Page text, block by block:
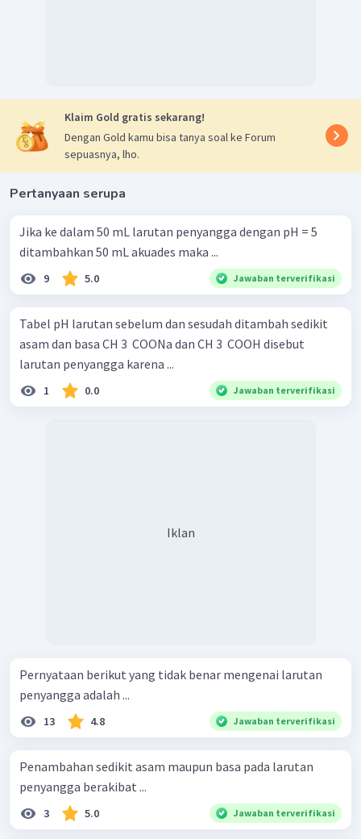
Klaim Gold gratis sekarang!
Dengan Gold kamu bisa tanya soal ke Forum
sepuasnya, lho.
Pertanyaan serupa
Jika ke dalam 50 mL larutan penyangga dengan pH = 5
ditambahkan 50 mL akuades maka ...
9 5.0 Jawaban terverifikasi
Tabel pH larutan sebelum dan sesudah ditambah sedikit
asam dan basa CH 3 ​ COONa dan CH 3 ​ COOH disebut
larutan penyangga karena ...
1 0.0 Jawaban terverifikasi
Iklan
Pernyataan berikut yang tidak benar mengenai larutan
penyangga adalah ...
13 4.8 Jawaban terverifikasi
Penambahan sedikit asam maupun basa pada larutan
penyangga berakibat ...
3 5.0 Jawaban terverifikasi